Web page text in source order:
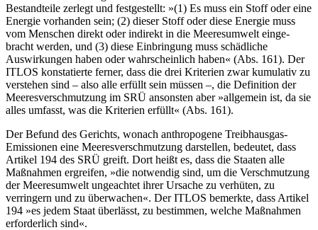
Bestandteile zerlegt und festgestellt: »(1) Es muss ein Stoff oder eine
Energie vorhanden sein; (2) dieser Stoff oder diese Energie muss
vom Menschen direkt oder indirekt in die Meeresumwelt einge­
bracht werden, und (3) diese Einbringung muss schädliche
Auswirkungen haben oder wahrscheinlich haben« (Abs. 161). Der
ITLOS konstatierte ferner, dass die drei Kriterien zwar kumulativ zu
verstehen sind – also alle erfüllt sein müssen –, die Definition der
Meeresverschmutzung im SRÜ ansons­ten aber »allgemein ist, da sie
alles umfasst, was die Kriterien erfüllt« (Abs. 161).
Der Befund des Gerichts, wonach anthro­pogene Treibhausgas-
Emissionen eine Mee­resverschmutzung darstellen, bedeutet, dass
Artikel 194 des SRÜ greift. Dort heißt es, dass die Staaten alle
Maßnahmen er­greifen, »die notwendig sind, um die Ver­schmutzung
der Meeresumwelt ungeachtet ihrer Ursache zu verhüten, zu
verringern und zu überwachen«. Der ITLOS bemerkte, dass Artikel
194 »es jedem Staat überlässt, zu bestimmen, welche Maßnahmen
erfor­derlich sind«.